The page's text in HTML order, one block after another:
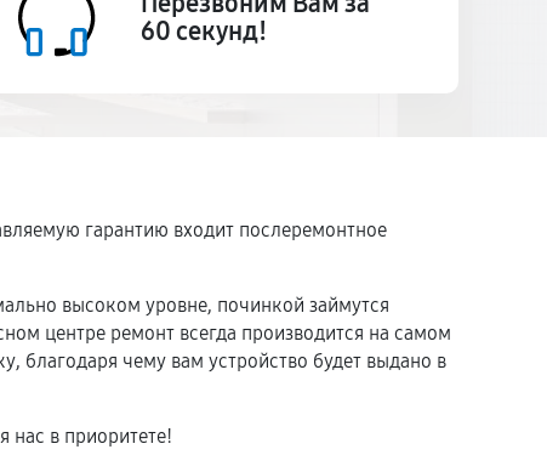
60 секунд!
гарантию входит послеремонтное
высоком уровне, починкой займутся
центре ремонт всегда производится на самом
благодаря чему вам устройство будет выдано в
нас в приоритете!